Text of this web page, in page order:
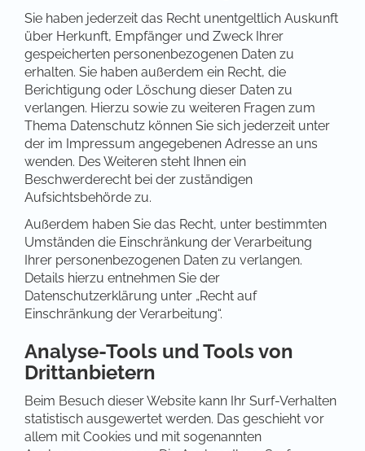
Sie haben jederzeit das Recht unentgeltlich Auskunft
über Herkunft, Empfänger und Zweck Ihrer
gespeicherten personenbezogenen Daten zu
erhalten. Sie haben außerdem ein Recht, die
Berichtigung oder Löschung dieser Daten zu
verlangen. Hierzu sowie zu weiteren Fragen zum
Thema Datenschutz können Sie sich jederzeit unter
der im Impressum angegebenen Adresse an uns
wenden. Des Weiteren steht Ihnen ein
Beschwerderecht bei der zuständigen
Aufsichtsbehörde zu.
Außerdem haben Sie das Recht, unter bestimmten
Umständen die Einschränkung der Verarbeitung
Ihrer personenbezogenen Daten zu verlangen.
Details hierzu entnehmen Sie der
Datenschutzerklärung unter „Recht auf
Einschränkung der Verarbeitung“.
Analyse-Tools und Tools von
Drittanbietern
Beim Besuch dieser Website kann Ihr Surf-Verhalten
statistisch ausgewertet werden. Das geschieht vor
allem mit Cookies und mit sogenannten